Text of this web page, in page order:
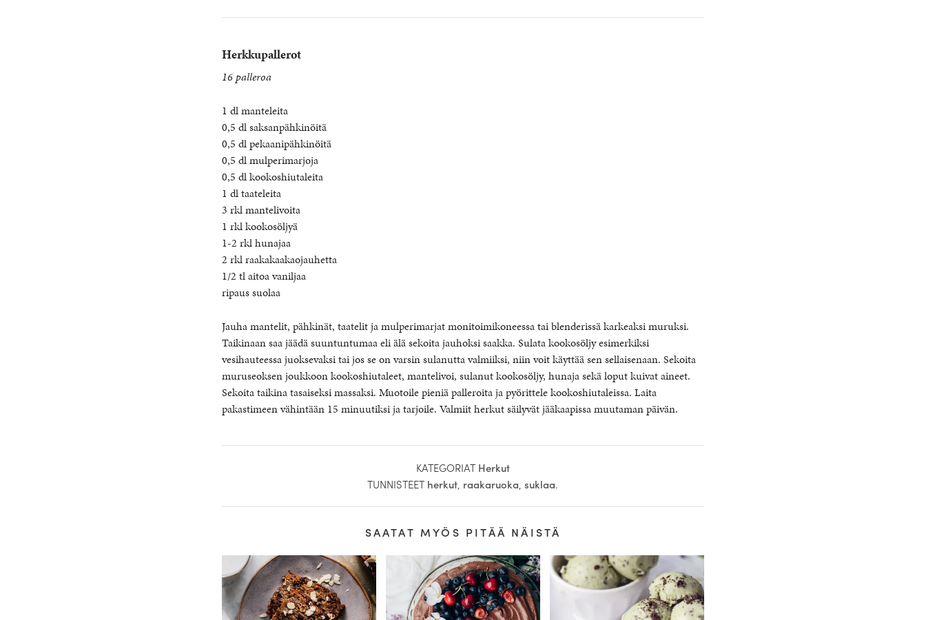
Herkkupallerot
16 palleroa
1 dl manteleita
0,5 dl saksanpähkinöitä
0,5 dl pekaanipähkinöitä
0,5 dl mulperimarjoja
0,5 dl kookoshiutaleita
1 dl taateleita
3 rkl mantelivoita
1 rkl kookosöljyä
1-2 rkl hunajaa
2 rkl raakakaakaojauhetta
1/2 tl aitoa vaniljaa
ripaus suolaa
Jauha mantelit, pähkinät, taatelit ja mulperimarjat monitoimikoneessa tai blenderissä karkeaksi muruksi.
Taikinaan saa jäädä suuntuntumaa eli älä sekoita jauhoksi saakka. Sulata kookosöljy esimerkiksi
vesihauteessa juoksevaksi tai jos se on varsin sulanutta valmiiksi, niin voit käyttää sen sellaisenaan. Sekoita
muruseoksen joukkoon kookoshiutaleet, mantelivoi, sulanut kookosöljy, hunaja sekä loput kuivat aineet.
Sekoita taikina tasaiseksi massaksi. Muotoile pieniä palleroita ja pyörittele kookoshiutaleissa. Laita
pakastimeen vähintään 15 minuutiksi ja tarjoile. Valmiit herkut säilyvät jääkaapissa muutaman päivän.
KATEGORIAT Herkut
TUNNISTEET herkut, raakaruoka,suklaa.
SAATAT MYÖS PITÄÄ NÄISTÄ